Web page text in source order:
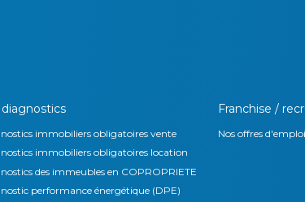
diagnostics
immobiliers obligatoires vente
immobiliers obligatoires location
des immeubles en COPROPRIETE
performance énergétique (DPE)
Franchise /
Nos offres d'emploi